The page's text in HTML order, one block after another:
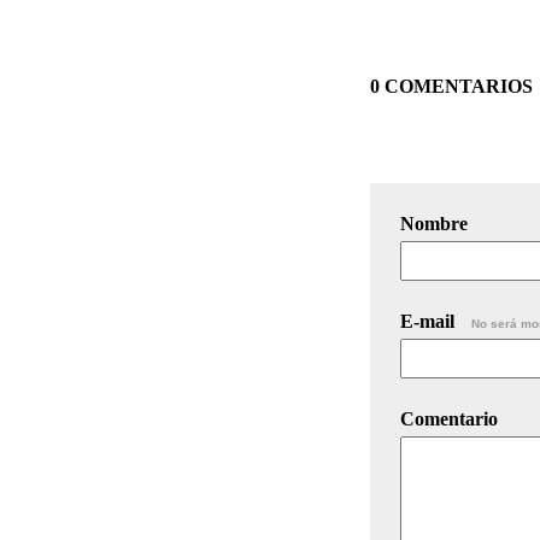
0 COMENTARIOS
Nombre
E-mail No será
Comentario